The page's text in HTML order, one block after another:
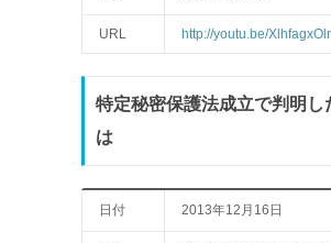
URL http://youtu.be/
特定秘密保護法成立で判明し
は
日付 2013年12月16日